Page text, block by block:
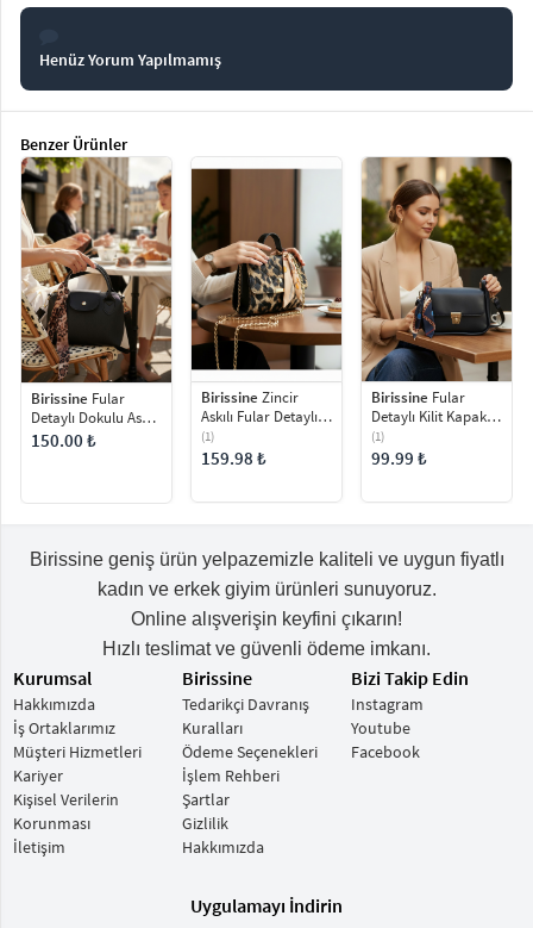
Henüz Yorum Yapılmamış
Benzer Ürünler
Birissine Fular
Detaylı Dokulu Askılı
Kadın Omuz Çantası
150.00 ₺
Birissine Zincir
Askılı Fular Detaylı
Kadın Omuz Çantası
(1)
159.98 ₺
Birissine Fular
Detaylı Kilit Kapaklı
Kadın Omuz Çantası
(1)
99.99 ₺
Birissine geniş ürün yelpazemizle kaliteli ve uygun fiyatlı
kadın ve erkek giyim ürünleri sunuyoruz.
Online alışverişin keyfini çıkarın!
Hızlı teslimat ve güvenli ödeme imkanı.
Kurumsal
Hakkımızda
İş Ortaklarımız
Müşteri Hizmetleri
Kariyer
Kişisel Verilerin
Korunması
İletişim
Birissine
Tedarikçi Davranış
Kuralları
Ödeme Seçenekleri
İşlem Rehberi
Şartlar
Gizlilik
Hakkımızda
Bizi Takip Edin
Instagram
Youtube
Facebook
Uygulamayı İndirin